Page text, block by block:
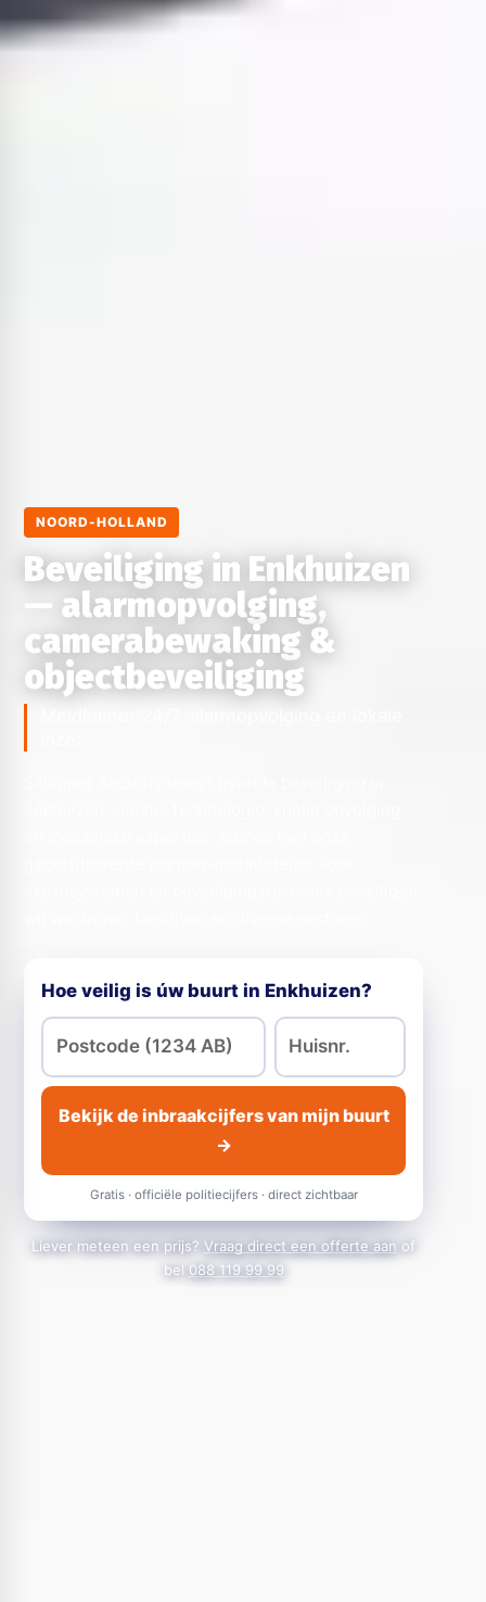
NOORD-HOLLAND
Beveiliging in Enkhuizen
— alarmopvolging,
camerabewaking &
objectbeveiliging
Hoe veilig is úw buurt in Enkhuizen?
Bekijk de inbraakcijfers van mijn buurt
→
Gratis · officiële politiecijfers · direct zichtbaar
Liever meteen een prijs? Vraag direct een offerte aan of
bel 088 119 99 99